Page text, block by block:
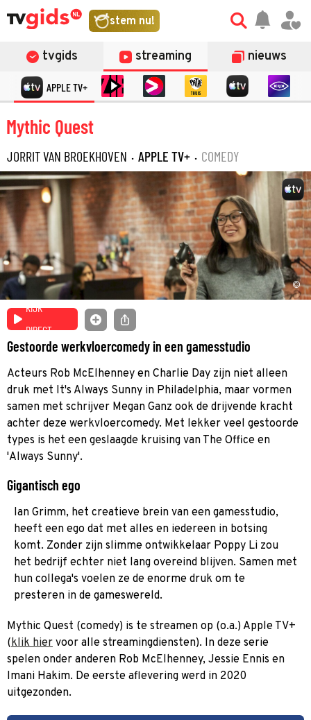
stem nu!
tvgids streaming nieuws
APPLE TV+
Mythic Quest
JORRIT VAN BROEKHOVEN · APPLE TV+ · COMEDY
©
KIJK
DIRECT
Gestoorde werkvloercomedy in een gamesstudio
Acteurs Rob McElhenney en Charlie Day zijn niet alleen
druk met It's Always Sunny in Philadelphia, maar vormen
samen met schrijver Megan Ganz ook de drijvende kracht
achter deze werkvloercomedy. Met lekker veel gestoorde
types is het een geslaagde kruising van The Office en
'Always Sunny'.
Gigantisch ego
Ian Grimm, het creatieve brein van een gamesstudio,
heeft een ego dat met alles en iedereen in botsing
komt. Zonder zijn slimme ontwikkelaar Poppy Li zou
het bedrijf echter niet lang overeind blijven. Samen met
hun collega's voelen ze de enorme druk om te
presteren in de gameswereld.
Mythic Quest (comedy) is te streamen op (o.a.) Apple TV+
(klik hier voor alle streamingdiensten). In deze serie
spelen onder anderen Rob McElhenney, Jessie Ennis en
Imani Hakim. De eerste aflevering werd in 2020
uitgezonden.